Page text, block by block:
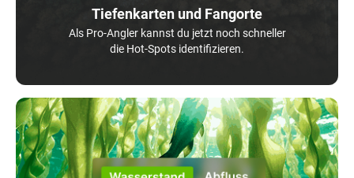
Tiefenkarten und Fangorte
Als Pro-Angler kannst du jetzt noch schneller
die Hot-Spots identifizieren.